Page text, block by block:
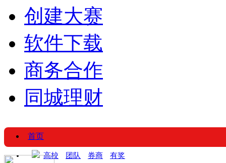
创建大赛
软件下载
商务合作
同城理财
首页
高校 团队 券商 有奖